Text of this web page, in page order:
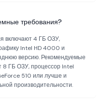
требования?
включают 4 ГБ ОЗУ,
Intel HD 4000 и
версию. Рекомендуемые
8 ГБ ОЗУ, процессор Intel
510 или лучше и
производительности.